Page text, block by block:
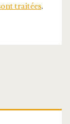
traitées.